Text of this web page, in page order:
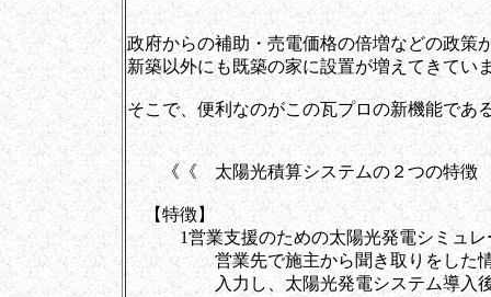
政府からの補助・売電価格の倍増などの政策
新築以外にも既築の家に設置が増えてきてい
そこで、便利なのがこの瓦プロの新機能であ
《《 太陽光積算システムの２つの特
【特徴】
1営業支援のための太陽光発電シミュレ
営業先で施主から聞き取りをした情報
入力し、太陽光発電システム導入後の